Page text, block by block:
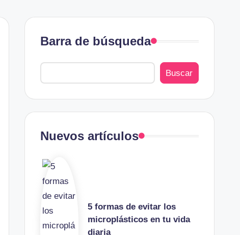
Barra de búsqueda
Buscar
Nuevos artículos
5 formas de evitar los
microplásticos en tu vida
diaria